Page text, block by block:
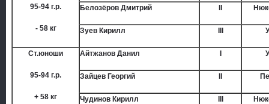
95-94 г.р.
- 58 кг
Белозёров Дмитрий
Зуев Кирилл
Ст.юноши
95-94 г.р.
+ 58 кг
Айтжанов Данил
Зайцев Георгий
Чудинов Кирилл